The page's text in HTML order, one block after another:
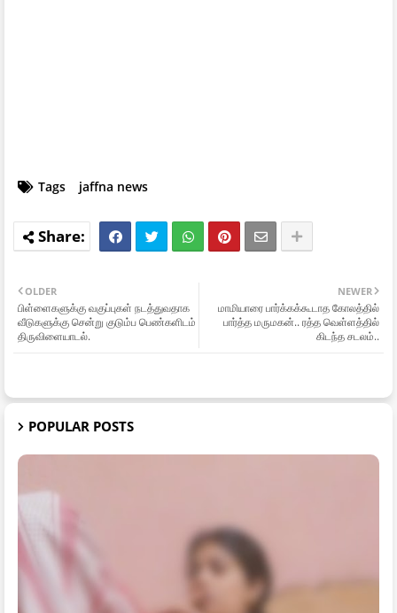
Tags jaffna news
NEWER
மாமியாரை பார்க்கக்கூடாத கோலத்தில்
பார்த்த மருமகன்.. ரத்த வெள்ளத்தில்
கிடந்த சடலம்..
OLDER
பிள்ளைகளுக்கு வகுப்புகள் நடத்துவதாக
வீடுகளுக்கு சென்று குடும்ப பெண்களிடம்
திருவிளையாடல்.
POPULAR POSTS